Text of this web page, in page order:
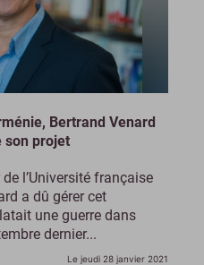
Bertrand Venard
son projet
l’Université française
a dû gérer cet
une guerre dans
dernier...
Le jeudi 28 janvier 2021